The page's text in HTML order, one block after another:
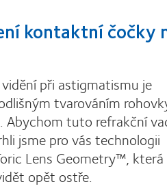
kontaktní čočky
při astigmatismu je
tvarováním
Abychom tuto refrakční
jsme pro vás technologii
Lens Geometry™,
opět ostře.